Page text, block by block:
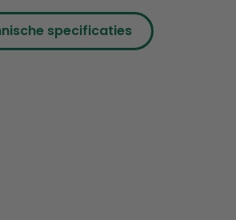
specificaties